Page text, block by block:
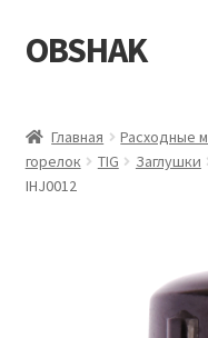
Перейти
к
Перейти
к
OBSHAK
Категории
Главная Расходные
горелок
TIG Заглушки
IHJ0012